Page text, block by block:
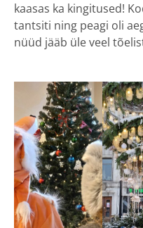
kaasas ka kingitused!
tantsiti ning peagi oli
nüüd jääb üle veel